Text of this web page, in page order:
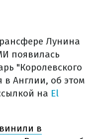
Лунина
появилась
"Королевского
в Англии, об этом
на El
в